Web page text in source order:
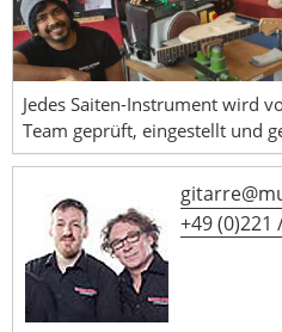
Jedes Saiten-Instrument wird
Team geprüft, eingestellt und
+49 (0)221